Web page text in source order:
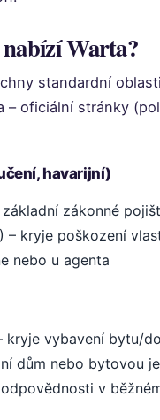
Warta?
standardní
– oficiální stránky
havarijní)
zákonné
– kryje poškození
nebo u agenta
kryje vybavení bytu/
dům nebo bytovou
v